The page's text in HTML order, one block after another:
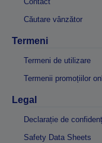
Căutare vânzător
Termeni
Termeni de utilizare
Termenii promoțiilor
Legal
Declarație de
Safety Data Sheets